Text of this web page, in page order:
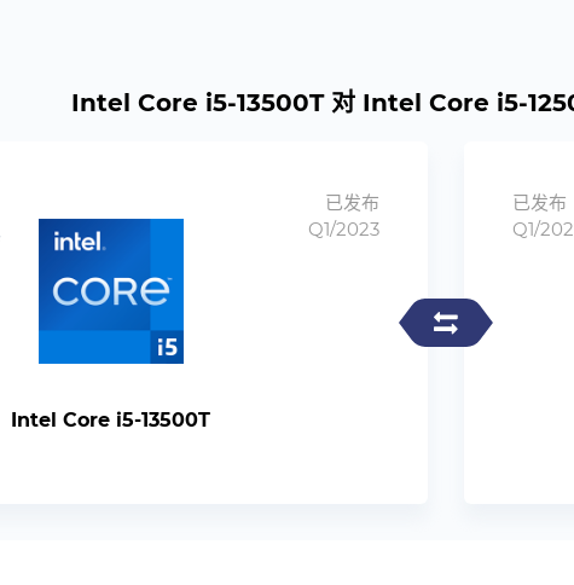
Intel Core i5-13500T 对 Intel Core i5-
已发布
Q1/2023
Intel Core i5-13500T
已发布
Q1/